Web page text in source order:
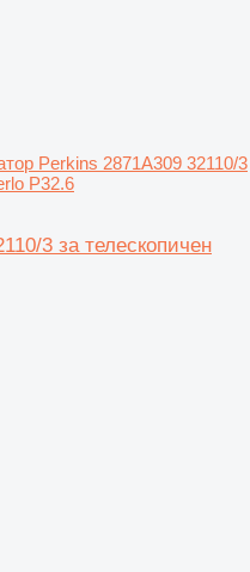
Perkins 2871A309 32110/3
P32.6
3 за телескопичен